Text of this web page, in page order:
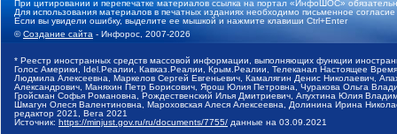
При цитировании и перепечатке материалов ссылка на портал «ИнфоШОС»
Для использования материалов в печатных изданиях необходимо письменное
Если вы увидели ошибку, выделите ее мышкой и нажмите клавиши Ctrl+Enter
©Создание сайта - Инфорос, 2007-2026
* Реестр иностранных средств массовой информации, выполняющих функции
Голос Америки, Idel.Реалии, Кавказ.Реалии, Крым.Реалии, Телеканал Настоящее
Людмила Алексеевна, Маркелов Сергей Евгеньевич, Камалягин Денис Николаевич,
Александрович, Маняхин Петр Борисович, Ярош Юлия Петровна, Чуракова Ольга
Гройсман Софья Романовна, Рождественский Илья Дмитриевич, Апухтина Юлия
Шмагун Олеся Валентиновна, Мароховская Алеся Алексеевна, Долинина Ирина
редактор 2021, Вега 2021
Источник: https://minjust.gov.ru/ru/documents/7755/ данные на 03.09.2021